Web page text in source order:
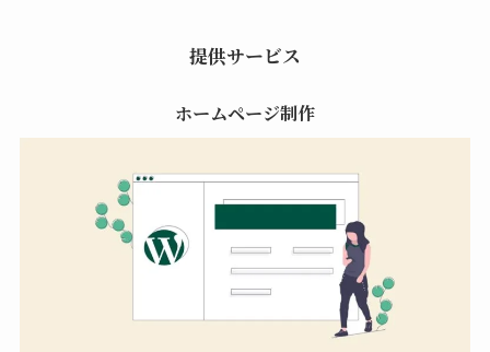
提供サービス
ホームページ制作